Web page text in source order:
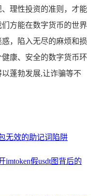
理性投资的准则，才能
方能在数字货币的世界
，陷入无尽的麻烦和损
康、安全的数字货币环
蓬勃发展,让诈骗等不
无效的助记词陷阱
imtoken假usdt图背后的